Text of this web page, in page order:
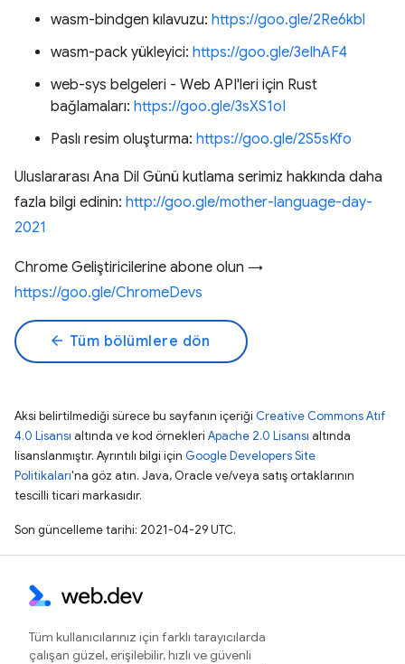
wasm-bindgen kılavuzu: https://goo.gle/2Re6kbl
wasm-pack yükleyici: https://goo.gle/3eIhAF4
web-sys belgeleri - Web API'leri için Rust
bağlamaları: https://goo.gle/3sXS1oI
Paslı resim oluşturma: https://goo.gle/2S5sKfo
Uluslararası Ana Dil Günü kutlama serimiz hakkında daha
fazla bilgi edinin: http://goo.gle/mother-language-day-
2021
Chrome Geliştiricilerine abone olun →
https://goo.gle/ChromeDevs
arrow_back Tüm bölümlere dön
Aksi belirtilmediği sürece bu sayfanın içeriği Creative Commons Atıf
4.0 Lisansı altında ve kod örnekleri Apache 2.0 Lisansı altında
lisanslanmıştır. Ayrıntılı bilgi için Google Developers Site
Politikaları'na göz atın. Java, Oracle ve/veya satış ortaklarının
tescilli ticari markasıdır.
Son güncelleme tarihi: 2021-04-29 UTC.
Tüm kullanıcılarınız için farklı tarayıcılarda
çalışan güzel, erişilebilir, hızlı ve güvenli